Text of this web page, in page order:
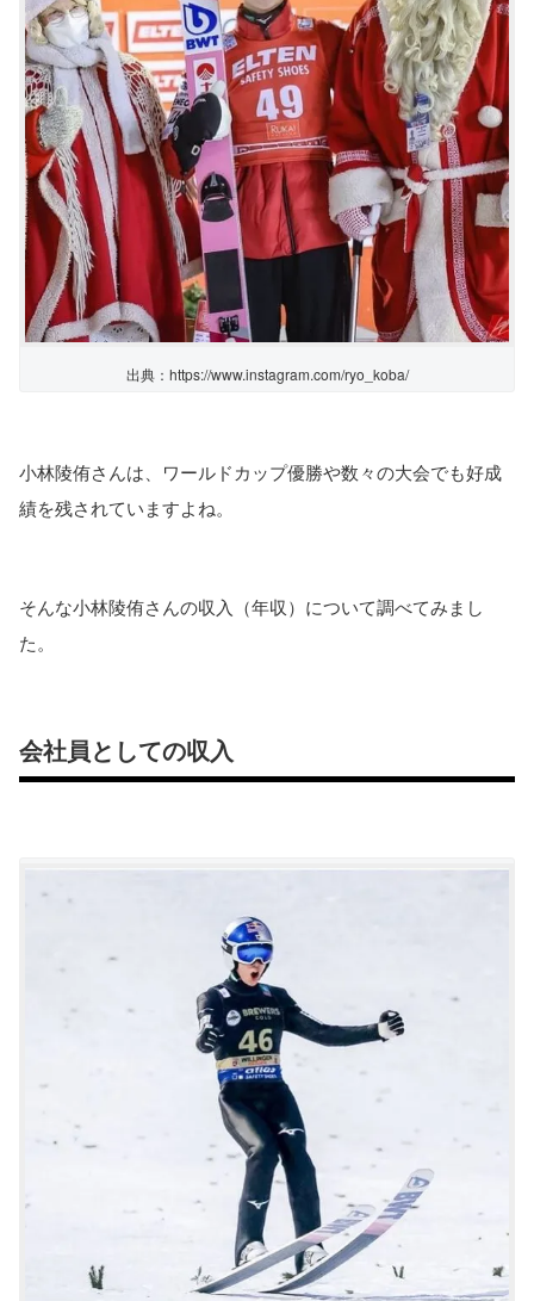
出典：https://www.instagram.com/ryo_koba/
小林陵侑さんは、ワールドカップ優勝や数々の大会でも好成
績を残されていますよね。
そんな小林陵侑さんの収入（年収）について調べてみまし
た。
会社員としての収入